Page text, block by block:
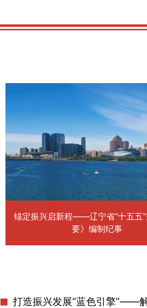
锚定振兴启新程——辽宁省“十五五
要》编制纪事
打造振兴发展“蓝色引擎”——